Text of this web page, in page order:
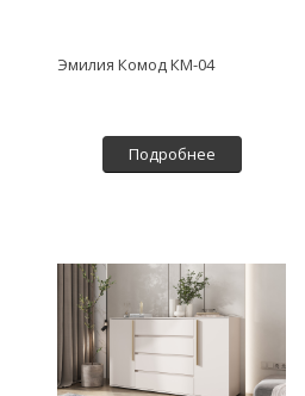
Эмилия Комод КМ-04
Подробнее